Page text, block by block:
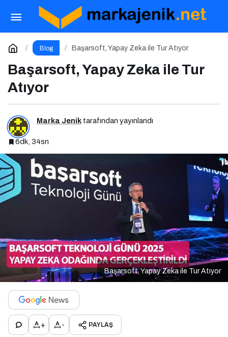
Blog Başarsoft, Yapay Zeka ile Tur Atıyor
Başarsoft, Yapay Zeka ile Tur
Atıyor
Marka Jenik tarafından yayınlandı
6dk, 34sn
Başarsoft, Yapay Zeka ile Tur Atıyor
+ - PAYLAŞ
Marka İnisiyatifi Zirvesi 20 Mayıs’ta İstinye
Üniversitesi’nde!
Yorum Yap